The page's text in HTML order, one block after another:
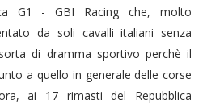
G1 - GBI Racing che, molto
da soli cavalli italiani senza
di dramma sportivo perchè il
a quello in generale delle corse
ai 17 rimasti del Repubblica